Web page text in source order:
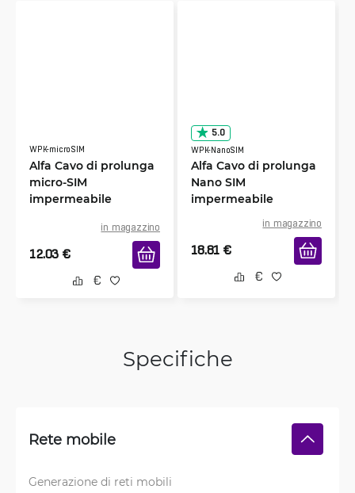
WPK-microSIM
Alfa Cavo di prolunga
micro-SIM
impermeabile
in magazzino
12.03 €
5.0
WPK-NanoSIM
Alfa Cavo di prolunga
Nano SIM
impermeabile
in magazzino
18.81 €
Specifiche
Rete mobile
Generazione di reti mobili